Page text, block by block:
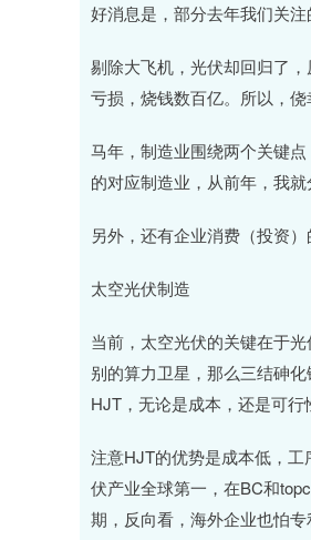
好消息是，部分去年我们关
剔除大飞机，光伏却回归了
亏损，烧钱数百亿。所以，侥
马年，制造业围绕两个关键
的对应制造业，从前年，我
另外，还有企业消费（投资
太空光伏制造
当前，太空光伏的关键在于
别的算力卫星，那么三结砷
HJT，无论是成本，还是可行
注意HJT的优势是成本低，
伏产业全球第一，在BC和
期，反向看，海外企业也怕